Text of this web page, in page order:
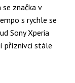
značka v
s rychle se
Sony Xperia
příznivci stále